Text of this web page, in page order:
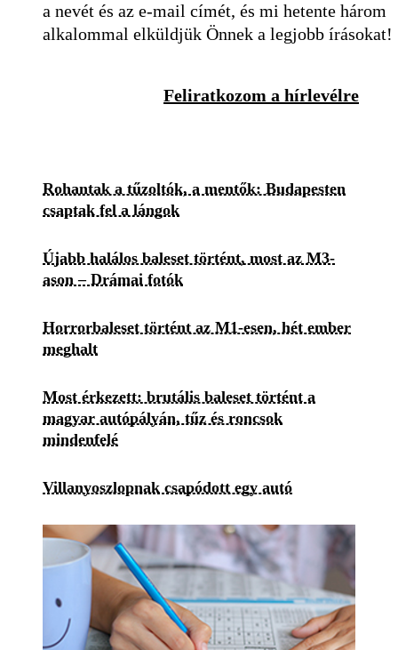
a nevét és az e-mail címét, és mi hetente három
alkalommal elküldjük Önnek a legjobb írásokat!
Feliratkozom a hírlevélre
Rohantak a tűzoltók, a mentők: Budapesten
csaptak fel a lángok
Újabb halálos baleset történt, most az M3-
ason – Drámai fotók
Horrorbaleset történt az M1-esen, hét ember
meghalt
Most érkezett: brutális baleset történt a
magyar autópályán, tűz és roncsok
mindenfelé
Villanyoszlopnak csapódott egy autó